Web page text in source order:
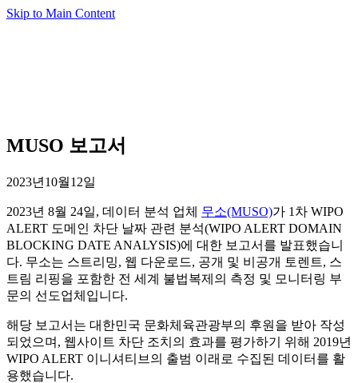
Skip to Main Content
MUSO 보고서
2023년10월12일
2023년 8월 24일, 데이터 분석 업체 무소(MUSO)가 1차 WIPO
ALERT 도메인 차단 날짜 관련 분석(WIPO ALERT DOMAIN
BLOCKING DATE ANALYSIS)에 대한 보고서를 발표했습니
다. 무소는 스트리밍, 웹 다운로드, 공개 및 비공개 토렌트, 스
트림 리핑을 포함한 전 세계 불법복제의 측정 및 모니터링 부
문의 선도업체입니다.
해당 보고서는 대한민국 문화체육관광부의 후원을 받아 작성
되었으며, 웹사이트 차단 조치의 효과를 평가하기 위해 2019년
WIPO ALERT 이니셔티브의 출범 이래로 수집된 데이터를 활
용했습니다.